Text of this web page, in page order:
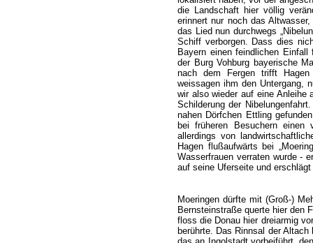
die Landschaft hier völlig
erinnert nur noch das
das Lied nun durchwegs
Schiff verborgen. Dass dies
Bayern einen feindlichen
der Burg Vohburg bayerische
nach dem Fergen trifft Hagen
weissagen ihm den Untergang,
wir also wieder auf eine Anleihe
Schilderung der
nahen Dörfchen Ettling
bei früheren Besuchern einen
allerdings von
Hagen flußaufwärts bei
Wasserfrauen verraten wurde -
auf seine Uferseite und
Moeringen dürfte mit (Groß-)
Bernsteinstraße querte hier den
floss die Donau hier dreiarmig
berührte. Das Rinnsal der